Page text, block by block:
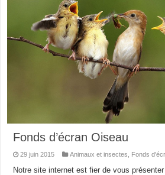
Fonds d’écran Oiseau
29 juin 2015 Animaux et insectes Fonds
Notre site internet est fier de vous